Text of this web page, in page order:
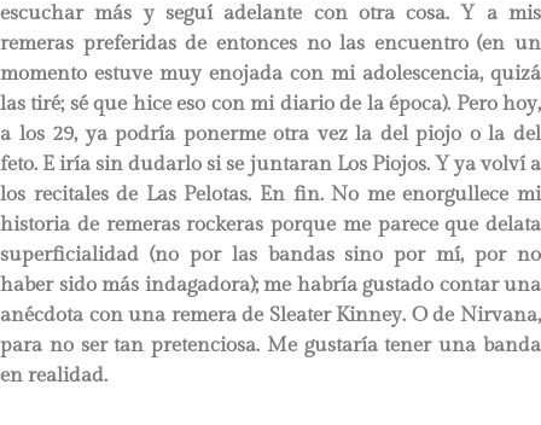
escuchar más y seguí adelante con otra cosa. Y a mis
remeras preferidas de entonces no las encuentro (en un
momento estuve muy enojada con mi adolescencia, quizá
las tiré; sé que hice eso con mi diario de la época). Pero hoy,
a los 29, ya podría ponerme otra vez la del piojo o la del
feto. E iría sin dudarlo si se juntaran Los Piojos. Y ya volví a
los recitales de Las Pelotas. En fin. No me enorgullece mi
historia de remeras rockeras porque me parece que delata
superficialidad (no por las bandas sino por mí, por no
haber sido más indagadora); me habría gustado contar una
anécdota con una remera de Sleater Kinney. O de Nirvana,
para no ser tan pretenciosa. Me gustaría tener una banda
en realidad.